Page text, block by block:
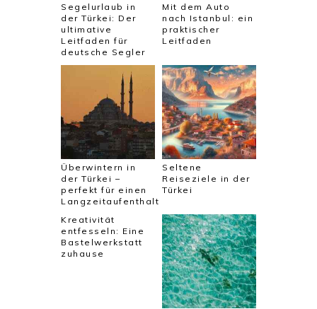
Segelurlaub in
der Türkei: Der
ultimative
Leitfaden für
deutsche Segler
Mit dem Auto
nach Istanbul: ein
praktischer
Leitfaden
Überwintern in
der Türkei –
perfekt für einen
Langzeitaufenthalt
Seltene
Reiseziele in der
Türkei
Kreativität
entfesseln: Eine
Bastelwerkstatt
zuhause